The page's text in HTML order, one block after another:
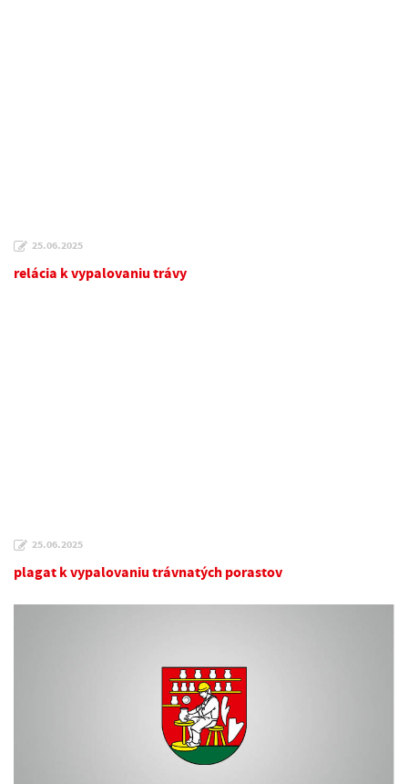
25.06.2025
relácia k vypalovaniu trávy
25.06.2025
plagat k vypalovaniu trávnatých porastov